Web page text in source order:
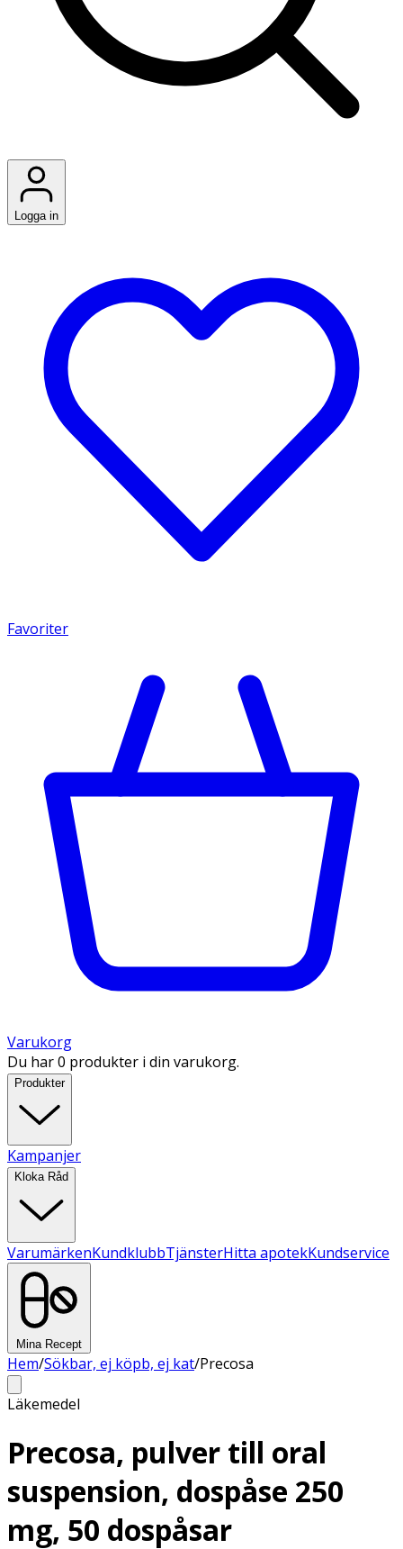
Logga in
Favoriter
Varukorg
Du har 0 produkter i din varukorg.
Produkter
Kampanjer
Kloka Råd
VarumärkenKundklubbTjänsterHitta apotekKundservice
Mina Recept
Hem/Sökbar, ej köpb, ej kat/Precosa
Läkemedel
Precosa, pulver till oral
suspension, dospåse 250
mg, 50 dospåsar